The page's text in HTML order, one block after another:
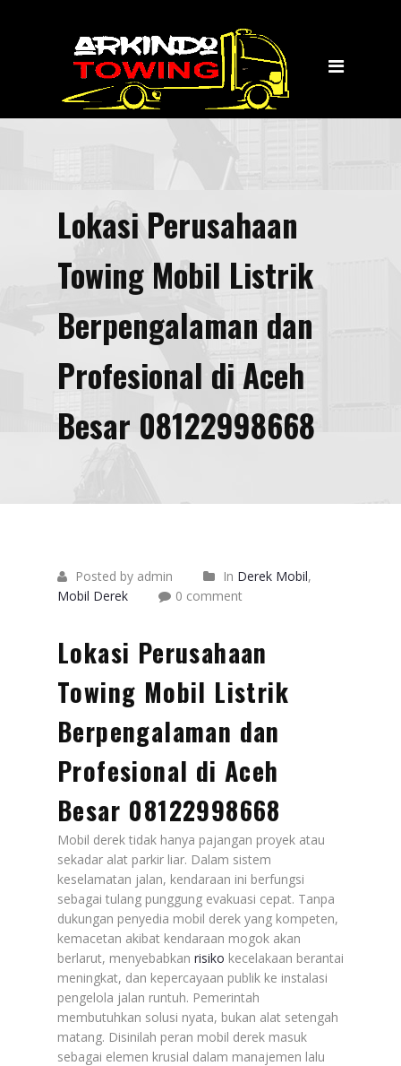
Jasa Layanan
Towing
Kontak KamiLokasi Perusahaan
Towing Mobil Listrik
Berpengalaman dan
Profesional di Aceh
Besar 08122998668
Posted by admin In Derek Mobil,
Mobil Derek
0 comment
Lokasi Perusahaan
Towing Mobil Listrik
Berpengalaman dan
Profesional di Aceh
Besar 08122998668
Mobil derek tidak hanya pajangan proyek atau
sekadar alat parkir liar. Dalam sistem
keselamatan jalan, kendaraan ini berfungsi
sebagai tulang punggung evakuasi cepat. Tanpa
dukungan penyedia mobil derek yang kompeten,
kemacetan akibat kendaraan mogok akan
berlarut, menyebabkan risiko kecelakaan berantai
meningkat, dan kepercayaan publik ke instalasi
pengelola jalan runtuh. Pemerintah
membutuhkan solusi nyata, bukan alat setengah
matang. Disinilah peran mobil derek masuk
sebagai elemen krusial dalam manajemen lalu